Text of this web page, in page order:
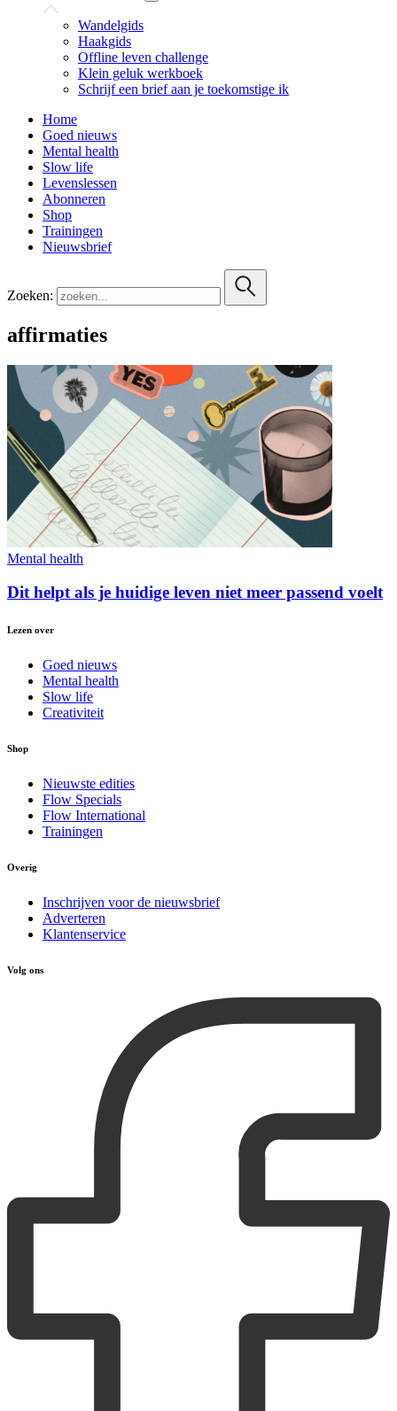
Wandelgids
Haakgids
Offline leven challenge
Klein geluk werkboek
Schrijf een brief aan je toekomstige ik
Home
Goed nieuws
Mental health
Slow life
Levenslessen
Abonneren
Shop
Trainingen
Nieuwsbrief
Zoeken:
affirmaties
Mental health
Dit helpt als je huidige leven niet meer passend voelt
Lezen over
Goed nieuws
Mental health
Slow life
Creativiteit
Shop
Nieuwste edities
Flow Specials
Flow International
Trainingen
Overig
Inschrijven voor de nieuwsbrief
Adverteren
Klantenservice
Volg ons